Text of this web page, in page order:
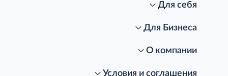
Для себя
Стань клиентом METRO
Подарочные карты. Активация и баланс
Для Бизнеса
Для магазинов
О компании
Условия и соглашения